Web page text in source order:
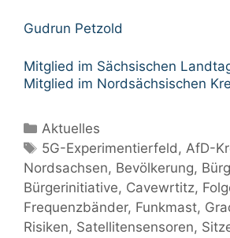
Gudrun Petzold
Mitglied im Sächsischen
Mitglied im Nordsächsischen
Kategorien
Aktuelles
Schlagwörter
5G-Experimentierfeld , AfD-
Nordsachsen, Bevölkerung,
Bürgerinitiative, Cavewrtitz,
Frequenzbänder, Funkmast,
Risiken, Satellitensensoren,